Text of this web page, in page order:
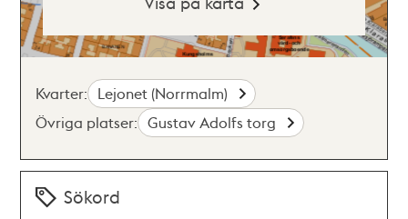
Kvarter: Lejonet (Norrmalm)
Övriga platser: Gustav Adolfs torg
Sökord